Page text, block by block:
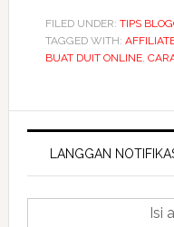
cara
duit
FILED UNDER: TIPS
TAGGED WITH:
BUAT DUIT ONLINE,
Primary
Sidebar
LANGGAN
Isi